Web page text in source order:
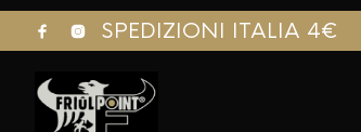
SPEDIZIONI ITALIA 4€